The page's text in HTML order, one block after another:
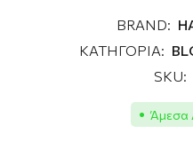
BRAND:
ΚΑΤΗΓΟΡΙΑ:
SKU:
Άμεσα